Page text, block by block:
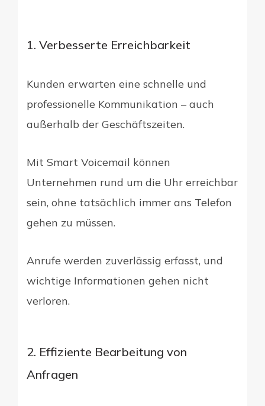
1. Verbesserte Erreichbarkeit
Kunden erwarten eine schnelle und
professionelle Kommunikation – auch
außerhalb der Geschäftszeiten.
Mit Smart Voicemail können
Unternehmen rund um die Uhr erreichbar
sein, ohne tatsächlich immer ans Telefon
gehen zu müssen.
Anrufe werden zuverlässig erfasst, und
wichtige Informationen gehen nicht
verloren.
2. Effiziente Bearbeitung von
Anfragen